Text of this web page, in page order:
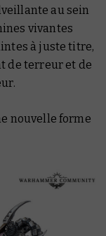
au sein
vivantes
à juste titre,
de terreur et de
.
nouvelle forme